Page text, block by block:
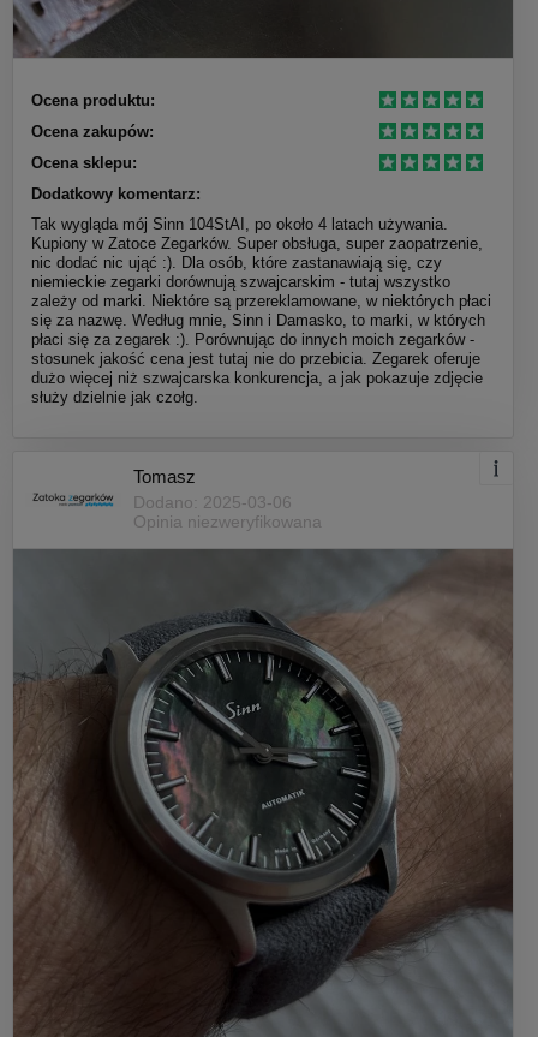
Ocena produktu:
Ocena zakupów:
Ocena sklepu:
Dodatkowy komentarz:
Tak wygląda mój Sinn 104StAI, po około 4 latach używania.
Kupiony w Zatoce Zegarków. Super obsługa, super zaopatrzenie,
nic dodać nic ująć :). Dla osób, które zastanawiają się, czy
niemieckie zegarki dorównują szwajcarskim - tutaj wszystko
zależy od marki. Niektóre są przereklamowane, w niektórych płaci
się za nazwę. Według mnie, Sinn i Damasko, to marki, w których
płaci się za zegarek :). Porównując do innych moich zegarków -
stosunek jakość cena jest tutaj nie do przebicia. Zegarek oferuje
dużo więcej niż szwajcarska konkurencja, a jak pokazuje zdjęcie
służy dzielnie jak czołg.
Tomasz
Dodano: 2025-03-06
Opinia niezweryfikowana